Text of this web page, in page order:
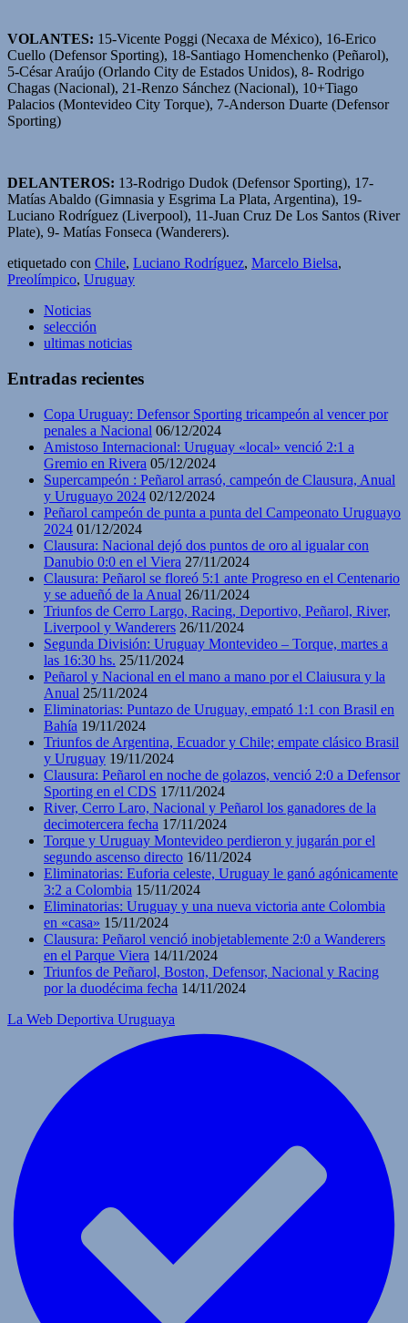
VOLANTES: 15-Vicente Poggi (Necaxa de México), 16-Erico
Cuello (Defensor Sporting), 18-Santiago Homenchenko (Peñarol),
5-César Araújo (Orlando City de Estados Unidos), 8- Rodrigo
Chagas (Nacional), 21-Renzo Sánchez (Nacional), 10+Tiago
Palacios (Montevideo City Torque), 7-Anderson Duarte (Defensor
Sporting)
DELANTEROS: 13-Rodrigo Dudok (Defensor Sporting), 17-
Matías Abaldo (Gimnasia y Esgrima La Plata, Argentina), 19-
Luciano Rodríguez (Liverpool), 11-Juan Cruz De Los Santos (River
Plate), 9- Matías Fonseca (Wanderers).
etiquetado con Chile, Luciano Rodríguez, Marcelo Bielsa,
Preolímpico, Uruguay
Noticias
selección
ultimas noticias
Entradas recientes
Copa Uruguay: Defensor Sporting tricampeón al vencer por
penales a Nacional 06/12/2024
Amistoso Internacional: Uruguay «local» venció 2:1 a
Gremio en Rivera 05/12/2024
Supercampeón : Peñarol arrasó, campeón de Clausura, Anual
y Uruguayo 2024 02/12/2024
Peñarol campeón de punta a punta del Campeonato Uruguayo
2024 01/12/2024
Clausura: Nacional dejó dos puntos de oro al igualar con
Danubio 0:0 en el Viera 27/11/2024
Clausura: Peñarol se floreó 5:1 ante Progreso en el Centenario
y se adueñó de la Anual 26/11/2024
Triunfos de Cerro Largo, Racing, Deportivo, Peñarol, River,
Liverpool y Wanderers 26/11/2024
Segunda División: Uruguay Montevideo – Torque, martes a
las 16:30 hs. 25/11/2024
Peñarol y Nacional en el mano a mano por el Claiusura y la
Anual 25/11/2024
Eliminatorias: Puntazo de Uruguay, empató 1:1 con Brasil en
Bahía 19/11/2024
Triunfos de Argentina, Ecuador y Chile; empate clásico Brasil
y Uruguay 19/11/2024
Clausura: Peñarol en noche de golazos, venció 2:0 a Defensor
Sporting en el CDS 17/11/2024
River, Cerro Laro, Nacional y Peñarol los ganadores de la
decimotercera fecha 17/11/2024
Torque y Uruguay Montevideo perdieron y jugarán por el
segundo ascenso directo 16/11/2024
Eliminatorias: Euforia celeste, Uruguay le ganó agónicamente
3:2 a Colombia 15/11/2024
Eliminatorias: Uruguay y una nueva victoria ante Colombia
en «casa» 15/11/2024
Clausura: Peñarol venció inobjetablemente 2:0 a Wanderers
en el Parque Viera 14/11/2024
Triunfos de Peñarol, Boston, Defensor, Nacional y Racing
por la duodécima fecha 14/11/2024
La Web Deportiva Uruguaya